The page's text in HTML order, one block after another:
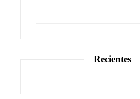
Recientes